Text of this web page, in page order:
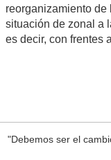
reorganizamiento de
situación de zonal a
es decir, con frentes
"Debemos ser el